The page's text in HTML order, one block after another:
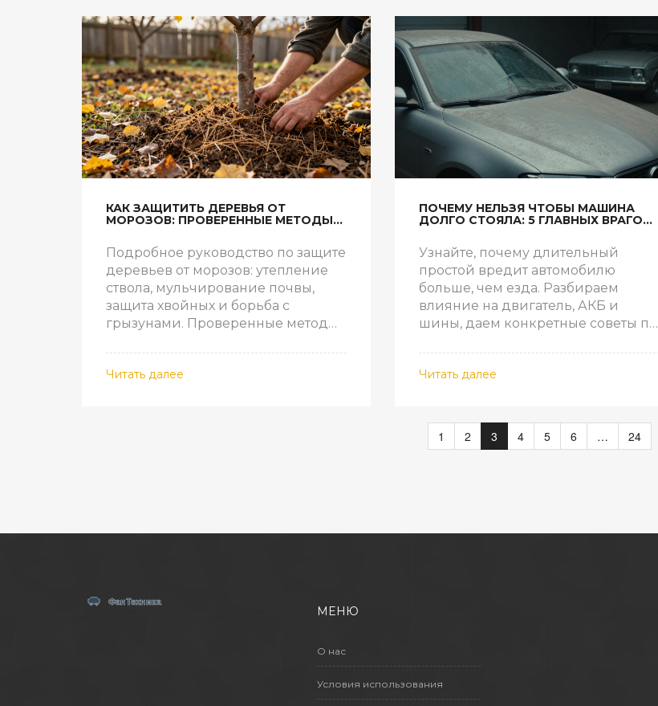
КАК ЗАЩИТИТЬ ДЕРЕВЬЯ ОТ
МОРОЗОВ: ПРОВЕРЕННЫЕ МЕТОДЫ
Подробное руководство по защите
деревьев от морозов: утепление
ствола, мульчирование почвы,
защита хвойных и борьба с
грызунами. Проверенные методы
Читать далее
ПОЧЕМУ НЕЛЬЗЯ ЧТОБЫ МАШИНА
ДОЛГО СТОЯЛА: 5 ГЛАВНЫХ ВРАГОВ
Узнайте, почему длительный
простой вредит автомобилю
больше, чем езда. Разбираем
влияние на двигатель, АКБ и
шины, даем конкретные советы по
ресурса авто.
Читать далее
1 2 3 4 5 6 … 24
МЕНЮ
О нас
Условия использования